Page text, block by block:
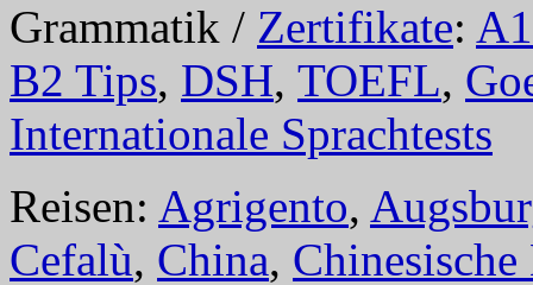
Grammatik / Zertifikate: A1
B2 Tips, DSH, TOEFL,
Internationale Sprachtests
Reisen: Agrigento,
Cefalù, China, Chinesische